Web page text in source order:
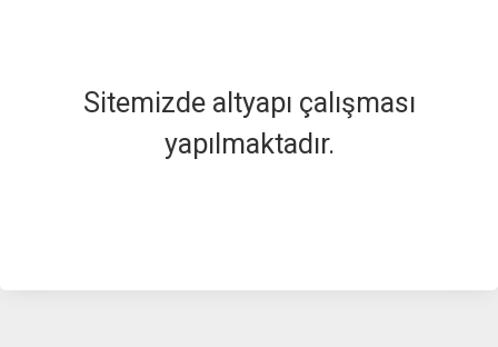
Sitemizde altyapı çalışması
yapılmaktadır.